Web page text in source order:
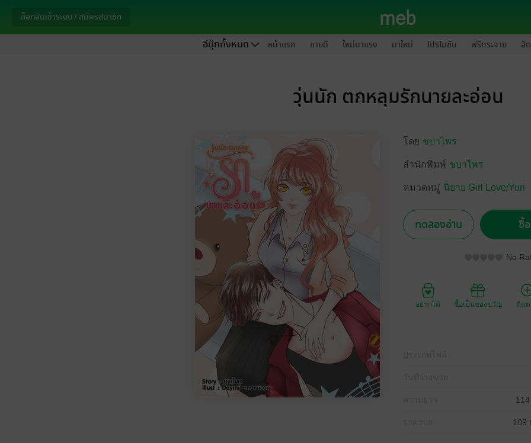
ล็อกอินเข้าระบบ / สมัครสมาชิก
อีบุ๊กทั้งหมด หน้าแรก ขายดี ใหม่มาแรง มาใหม่ โปรโมชัน ฟรีกระจาย ฮิ
วุ่นนัก ตกหลุมรักนายละอ่อน
โดย ชบาไพร
สำนักพิมพ์ ชบาไพร
หมวดหมู่ นิยาย Girl Love/Yuri
ทดลองอ่าน ซื้
No
อยากได้ ซื้อเป็นของขวัญ ติด
109